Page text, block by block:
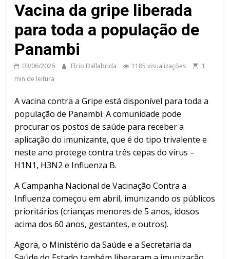
Vacina da gripe liberada
para toda a população de
Panambi
03/06/2026 Elcio Dallabrida 1185 visualizações
1
min de leitura
A vacina contra a Gripe está disponível para toda a
população de Panambi. A comunidade pode
procurar os postos de saúde para receber a
aplicação do imunizante, que é do tipo trivalente e
neste ano protege contra três cepas do vírus –
H1N1, H3N2 e Influenza B.
A Campanha Nacional de Vacinação Contra a
Influenza começou em abril, imunizando os públicos
prioritários (crianças menores de 5 anos, idosos
acima dos 60 anos, gestantes, e outros).
Agora, o Ministério da Saúde e a Secretaria da